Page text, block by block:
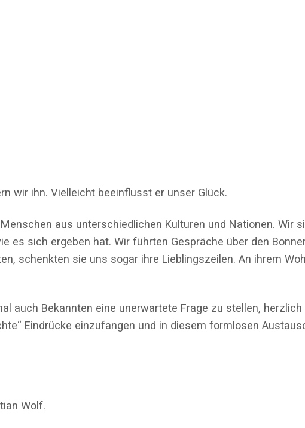
wir ihn. Vielleicht beeinflusst er unser Glück.
aus unterschiedlichen Kulturen und Nationen. Wir
es sich ergeben hat. Wir führten Gespräche über den
schenkten sie uns sogar ihre Lieblingszeilen. An ihrem
auch Bekannten eine unerwartete Frage zu stellen,
Eindrücke einzufangen und in diesem formlosen
Wolf.